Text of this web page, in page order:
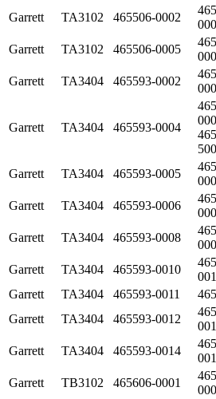
Garrett TA3102 465506-0002
Garrett TA3102 465506-0005
Garrett TA3404 465593-0002
Garrett TA3404 465593-0004
Garrett TA3404 465593-0005
Garrett TA3404 465593-0006
Garrett TA3404 465593-0008
Garrett TA3404 465593-0010
Garrett
TA3404 465593-0011
Garrett
TA3404 465593-0012
Garrett TA3404 465593-0014
Garrett TB3102 465606-0001